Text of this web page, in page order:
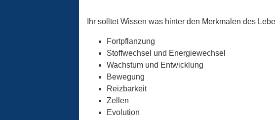
Ihr solltet Wissen was hinter den Merkmalen des
Fortpflanzung
Stoffwechsel und Energiewechsel
Wachstum und Entwicklung
Bewegung
Reizbarkeit
Zellen
Evolution